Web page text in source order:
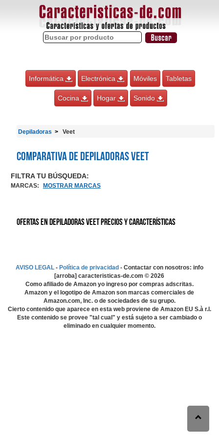
Informática Electrónica Móviles Tabletas
Cocina Hogar Sonido
Depiladoras Veet
Comparativa de Depiladoras Veet
FILTRA TU BÚSQUEDA:
MARCAS: MOSTRAR MARCAS
Ofertas en Depiladoras Veet precios y características
AVISO LEGAL- Política de privacidad - Contactar con nosotros: info
[arroba] caracteristicas-de.com ©2026
Como afiliado de Amazon yo ingreso por compras adscritas.
Amazon y el logotipo de Amazon son marcas comerciales de
Amazon.com, Inc. o de sociedades de su grupo.
Cierto contenido que aparece en esta web proviene de Amazon EU S.à r.l.
Este contenido se provee "tal cual" y está sujeto a ser cambiado o
eliminado en cualquier momento.